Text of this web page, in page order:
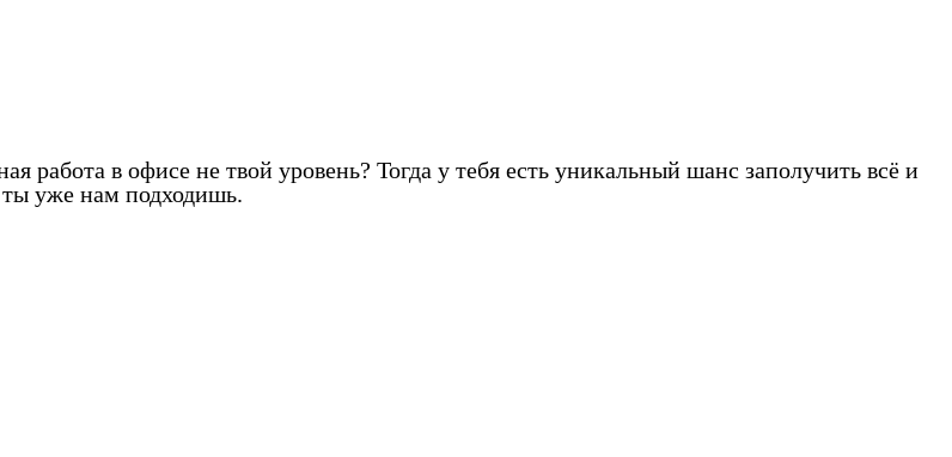
работа в офисе не твой уровень? Тогда у тебя есть уникальный шанс заполучить всё и
ты уже нам подходишь.